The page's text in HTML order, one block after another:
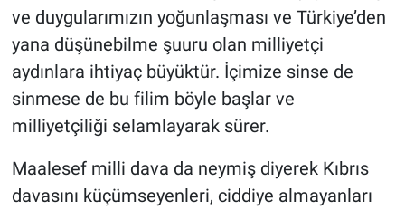
ve duygularımızın yoğunlaşması ve Türkiye’den
yana düşünebilme şuuru olan milliyetçi
aydınlara ihtiyaç büyüktür. İçimize sinse de
sinmese de bu filim böyle başlar ve
milliyetçiliği selamlayarak sürer.
Maalesef milli dava da neymiş diyerek Kıbrıs
davasını küçümseyenleri, ciddiye almayanları